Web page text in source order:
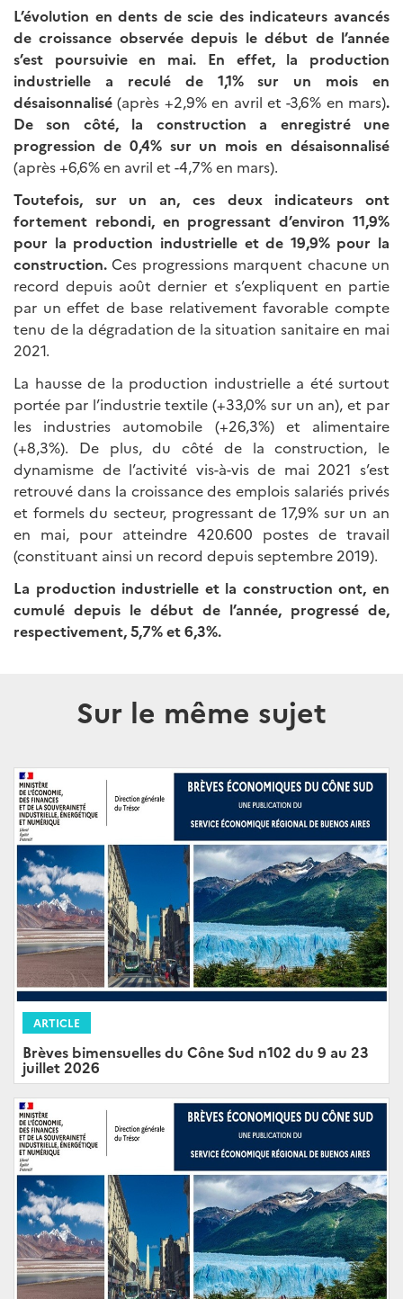
L’évolution en dents de scie des indicateurs avancés
de croissance observée depuis le début de l’année
s’est poursuivie en mai. En effet, la production
industrielle a reculé de 1,1% sur un mois en
désaisonnalisé (après +2,9% en avril et -3,6% en mars).
De son côté, la construction a enregistré une
progression de 0,4% sur un mois en désaisonnalisé
(après +6,6% en avril et -4,7% en mars).
Toutefois, sur un an, ces deux indicateurs ont
fortement rebondi, en progressant d’environ 11,9%
pour la production industrielle et de 19,9% pour la
construction. Ces progressions marquent chacune un
record depuis août dernier et s’expliquent en partie
par un effet de base relativement favorable compte
tenu de la dégradation de la situation sanitaire en mai
2021.
La hausse de la production industrielle a été surtout
portée par l’industrie textile (+33,0% sur un an), et par
les industries automobile (+26,3%) et alimentaire
(+8,3%). De plus, du côté de la construction, le
dynamisme de l’activité vis-à-vis de mai 2021 s’est
retrouvé dans la croissance des emplois salariés privés
et formels du secteur, progressant de 17,9% sur un an
en mai, pour atteindre 420.600 postes de travail
(constituant ainsi un record depuis septembre 2019).
La production industrielle et la construction ont, en
cumulé depuis le début de l’année, progressé de,
respectivement, 5,7% et 6,3%.
Sur le même sujet
ARTICLE
Brèves bimensuelles du Cône Sud n102 du 9 au 23
juillet 2026